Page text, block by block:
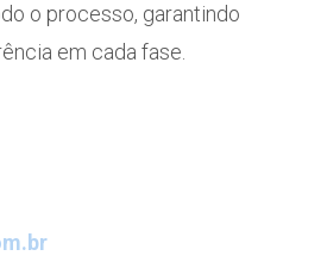
o processo, garantindo
em cada fase.